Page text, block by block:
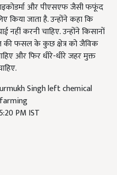
और पीएसएफ जैसी फफूंद
किया जाता है. उन्होंने कहा कि
करनी चाहिए. उन्होंने किसानों
फसल के कुछ क्षेत्र को जैविक
और फिर धीरे-धीरे जहर मुक्त
Singh left chemical
PM IST